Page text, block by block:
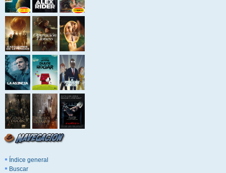
Índice general
Buscar